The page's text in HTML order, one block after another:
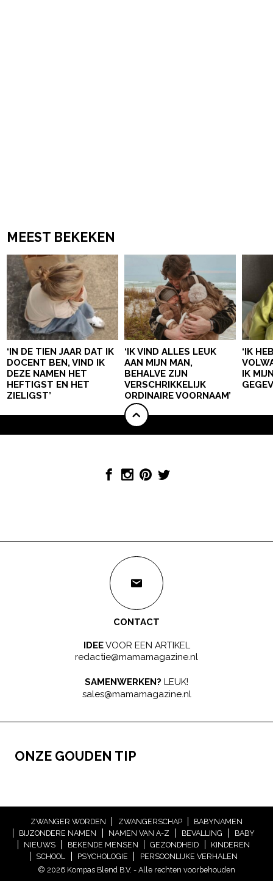
MEEST BEKEKEN
‘IN DE TIEN JAAR DAT IK
DOCENT BEN, VIND IK
DEZE NAMEN HET
HEFTIGST EN HET
ZIELIGST’
‘IK VIND ALLES LEUK
AAN MIJN MAN,
BEHALVE ZIJN
VERSCHRIKKELIJK
ORDINAIRE VOORNAAM’
‘IK
IK
CONTACT
IDEEVOOR EEN ARTIKEL
redactie@mamamagazine.nl
SAMENWERKEN? LEUK!
sales@mamamagazine.nl
ONZE GOUDEN TIP
ZWANGER WORDEN ZWANGERSCHAP
BABYNAMEN
BIJZONDERE NAMEN
NAMEN VAN A-Z BEVALLING
BABY
NIEUWS
BEKENDE MENSEN GEZONDHEID
KINDEREN
SCHOOL
PSYCHOLOGIE
PERSOONLIJKE VERHALEN
© 2026 Kompas Blend B.V. - Alle rechten voorbehouden